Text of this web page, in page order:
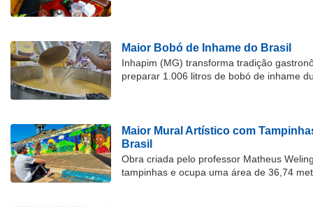
Maior Bobó de Inhame do Brasil
Inhapim (MG) transforma tradição
preparar 1.006 litros de bobó de inhame
Maior Mural Artístico com
Brasil
Obra criada pelo professor Matheus
tampinhas e ocupa uma área de 36,74